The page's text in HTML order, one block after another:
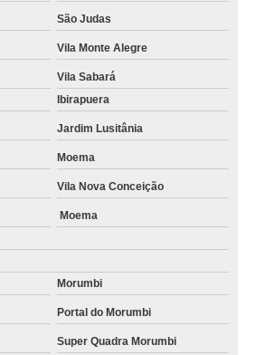
São Judas
Vila Monte Alegre
Vila Sabará
Ibirapuera
Jardim Lusitânia
Moema
Vila Nova Conceição
Moema
Morumbi
Portal do Morumbi
Super Quadra Morumbi